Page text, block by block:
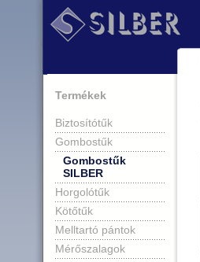
Termékek
Biztosítótűk
Gombostűk
Gombostűk
SILBER
Horgolótűk
Kötőtűk
Melltartó pántok
Mérőszalagok